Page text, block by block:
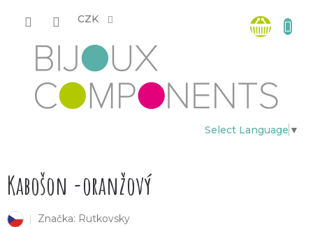
CZK
Select Language ▼
košík
Kabošon -oranžový
Značka: Rutkovsky